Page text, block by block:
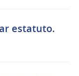
estatuto.